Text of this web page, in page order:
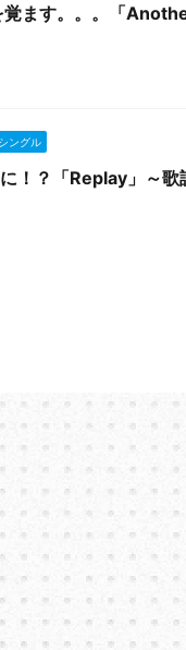
覚ます。。。「
シングル
！？「Replay」～歌